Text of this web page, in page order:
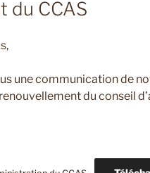
du CCAS
une communication de
du conseil